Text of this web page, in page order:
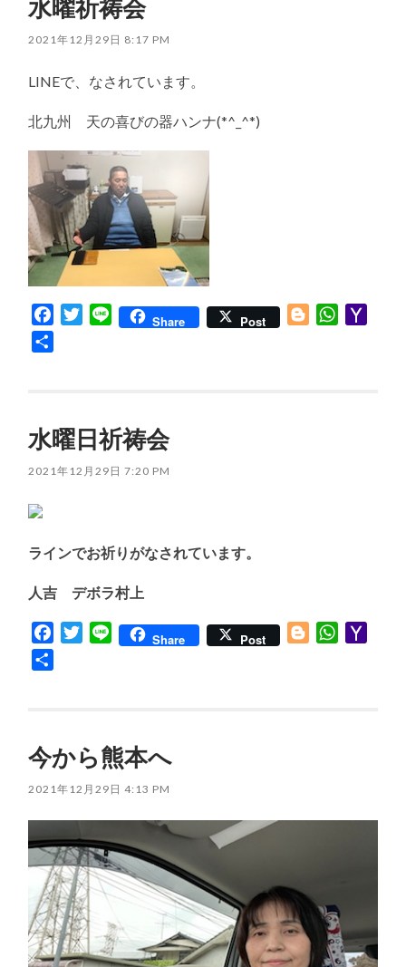
水曜祈祷会
2021年12月29日 8:17 PM
LINEで、なされています。
北九州 天の喜びの器ハンナ(*^_^*)
FacebookTwitter
Line Share Post BloggerWhatsApp
水曜日祈祷会
2021年12月29日 7:20 PM
ラインでお祈りがなされています。
人吉 デボラ村上
FacebookTwitter
Line Share Post BloggerWhatsApp
今から熊本へ
2021年12月29日 4:13 PM